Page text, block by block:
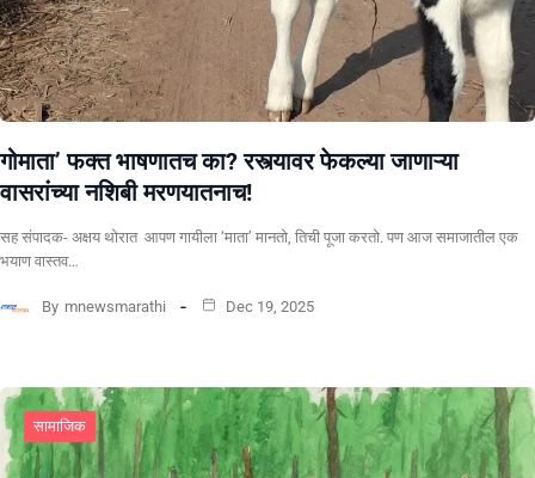
गोमाता’ फक्त भाषणातच का? रस्त्यावर फेकल्या जाणाऱ्या
वासरांच्या नशिबी मरणयातनाच!
सह संपादक- अक्षय थोरात ​ ​आपण गायीला ‘माता’ मानतो, तिची पूजा करतो. पण आज समाजातील एक
भयाण वास्तव…
By mnewsmarathi Dec 19, 2025
सामाजिक